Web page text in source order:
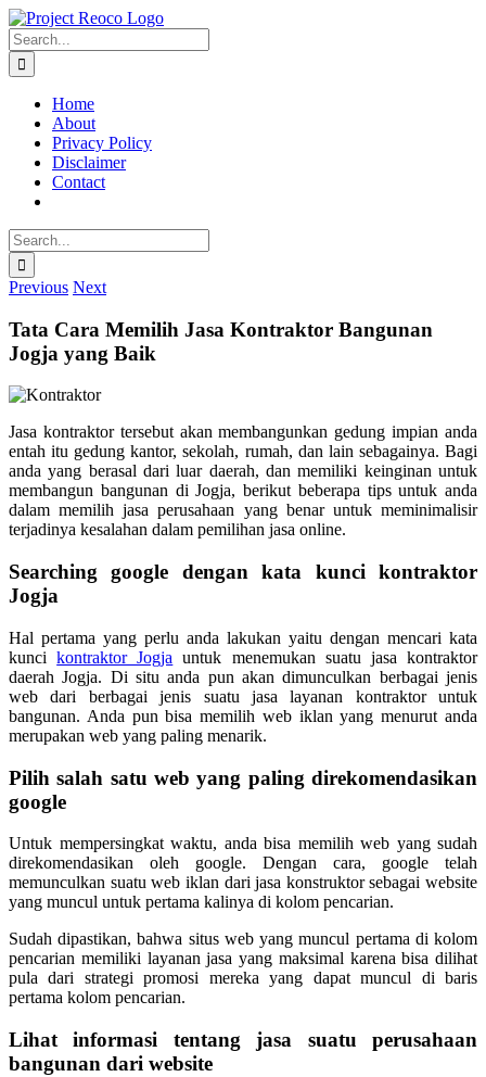
Skip
to
content
Search
for:
Home
About
Privacy Policy
Disclaimer
Contact
Search
for:
Previous Next
Tata Cara Memilih Jasa Kontraktor Bangunan
Jogja yang Baik
Jasa kontraktor tersebut akan membangunkan gedung impian anda
entah itu gedung kantor, sekolah, rumah, dan lain sebagainya. Bagi
anda yang berasal dari luar daerah, dan memiliki keinginan untuk
membangun bangunan di Jogja, berikut beberapa tips untuk anda
dalam memilih jasa perusahaan yang benar untuk meminimalisir
terjadinya kesalahan dalam pemilihan jasa online.
Searching google dengan kata kunci kontraktor
Jogja
Hal pertama yang perlu anda lakukan yaitu dengan mencari kata
kuncikontraktor Jogja untuk menemukan suatu jasa kontraktor
daerah Jogja. Di situ anda pun akan dimunculkan berbagai jenis
web dari berbagai jenis suatu jasa layanan kontraktor untuk
bangunan. Anda pun bisa memilih web iklan yang menurut anda
merupakan web yang paling menarik.
Pilih salah satu web yang paling direkomendasikan
google
Untuk mempersingkat waktu, anda bisa memilih web yang sudah
direkomendasikan oleh google. Dengan cara, google telah
memunculkan suatu web iklan dari jasa konstruktor sebagai website
yang muncul untuk pertama kalinya di kolom pencarian.
Sudah dipastikan, bahwa situs web yang muncul pertama di kolom
pencarian memiliki layanan jasa yang maksimal karena bisa dilihat
pula dari strategi promosi mereka yang dapat muncul di baris
pertama kolom pencarian.
Lihat informasi tentang jasa suatu perusahaan
bangunan dari website